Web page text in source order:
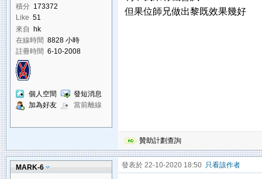
積分 173372
Like 51
來自 hk
在線時間 8828 小時
註冊時間 6-10-2008
個人空間
發短消息
加為好友
當前離線
但果位師兄做出黎既效果幾好
贊助計劃查詢
MARK-6 發表於 22-10-2020 18:50 只看該作者